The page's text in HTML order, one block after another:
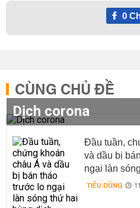
0
CÙNG CHỦ ĐỀ
Dịch corona
Đầu tuần,
và dầu bị
ngại làn
Covid-19
TIÊU DÙNG